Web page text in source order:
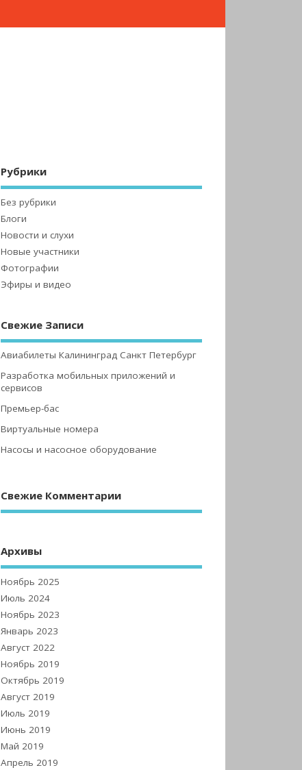
Рубрики
Без рубрики
Блоги
Новости и слухи
Новые участники
Фотографии
Эфиры и видео
Свежие Записи
Авиабилеты Калининград Санкт Петербург
Разработка мобильных приложений и
сервисов
Премьер-бас
Виртуальные номера
Насосы и насосное оборудование
Свежие Комментарии
Архивы
Ноябрь 2025
Июль 2024
Ноябрь 2023
Январь 2023
Август 2022
Ноябрь 2019
Октябрь 2019
Август 2019
Июль 2019
Июнь 2019
Май 2019
Апрель 2019